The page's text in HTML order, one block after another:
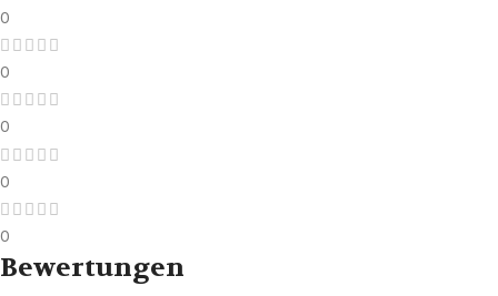
0
0
0
0
0
Bewertungen